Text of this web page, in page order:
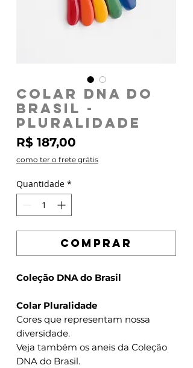
Colar DNA do
BRASIL -
Pluralidade
R$ 187,00
como ter o frete grátis
Quantidade *
COMPRAR
Coleção DNA do Brasil
Colar Pluralidade
Cores que representam nossa
diversidade.
Veja também os aneis da Coleção
DNA do Brasil.